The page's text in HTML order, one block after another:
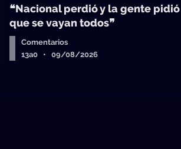
❝Nacional perdió y la gente pidió
que se vayan todos❞
Comentarios
13a0 • 09/08/2026